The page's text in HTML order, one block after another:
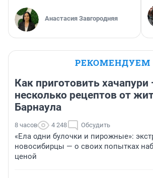
Анастасия Завгородняя
РЕКОМЕНДУЕМ
Как приготовить хачапури
несколько рецептов от
Барнаула
8 часов 4 248 Обсудить
«Ела одни булочки и пирожные»:
новосибирцы — о своих попытках
ценой